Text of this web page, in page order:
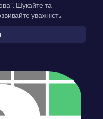
Шукайте та
уважність.